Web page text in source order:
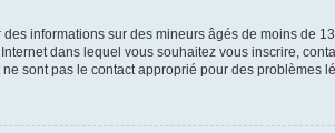
informations sur des mineurs âgés de moins de
dans lequel vous souhaitez vous inscrire,
sont pas le contact approprié pour des problèmes